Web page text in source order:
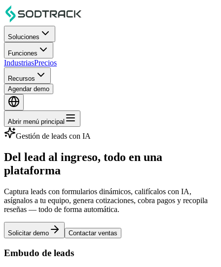
Soluciones
Funciones
IndustriasPrecios
Recursos
Agendar demo
Abrir menú principal
Gestión de leads con IA
Del lead al ingreso, todo en una
plataforma
Captura leads con formularios dinámicos, califícalos con IA,
asígnalos a tu equipo, genera cotizaciones, cobra pagos y recopila
reseñas — todo de forma automática.
Solicitar demo Contactar ventas
Embudo de leads